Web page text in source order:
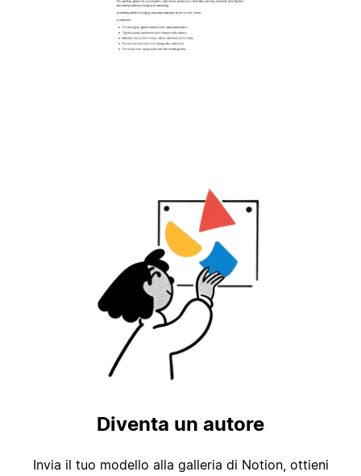
Diventa un autore
Invia il tuo modello alla galleria di Notion, ottieni